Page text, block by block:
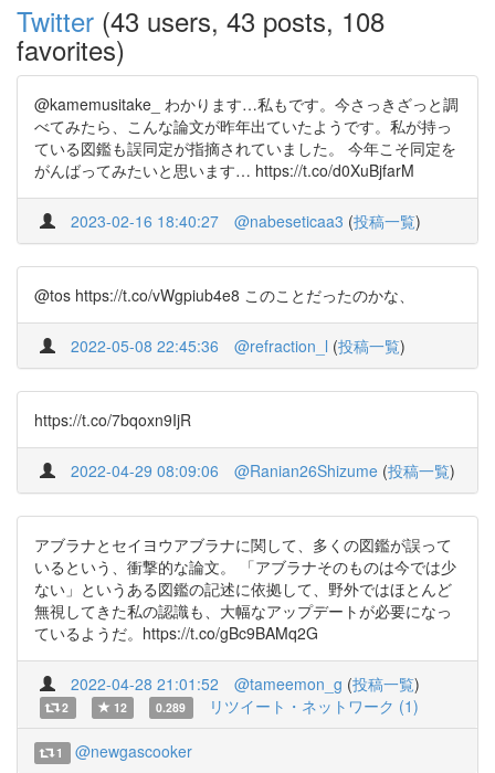
Twitter (43 users, 43 posts, 108
favorites)
@kamemusitake_ わかります…私もです。今さっきざっと調
べてみたら、こんな論文が昨年出ていたようです。私が持っ
ている図鑑も誤同定が指摘されていました。 今年こそ同定を
がんばってみたいと思います… https://t.co/d0XuBjfarM
2023-02-16 18:40:27 @nabeseticaa3 (投稿一覧)
@tos https://t.co/vWgpiub4e8 このことだったのかな、
2022-05-08 22:45:36 @refraction_l (投稿一覧)
https://t.co/7bqoxn9IjR
2022-04-29 08:09:06 @Ranian26Shizume (投稿一覧)
アブラナとセイヨウアブラナに関して、多くの図鑑が誤って
いるという、衝撃的な論文。 「アブラナそのものは今では少
ない」というある図鑑の記述に依拠して、野外ではほとんど
無視してきた私の認識も、大幅なアップデートが必要になっ
ているようだ。https://t.co/gBc9BAMq2G
2022-04-28 21:01:52 @tameemon_g (投稿一覧)
2 12 0.289 リツイート・ネットワーク (1)
1 @newgascooker